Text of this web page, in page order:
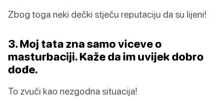
Zbog toga neki dečki stječu reputaciju da su lijeni!
3. Moj tata zna samo viceve o
masturbaciji. Kaže da im uvijek dobro
dođe.
To zvuči kao nezgodna situacija!